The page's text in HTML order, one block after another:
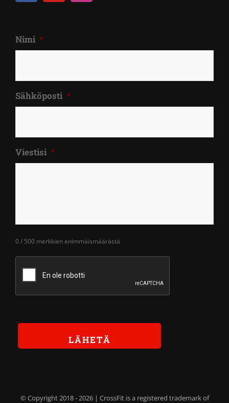
Nimi *
Sähköposti *
Viestisi *
0 / 500 merkkien enimmäismäärästä
© Copyright 2018 -2026 | CrossFit is a registered trademark of